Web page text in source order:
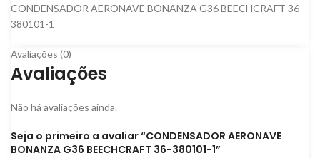
CONDENSADOR AERONAVE BONANZA G36 BEECHCRAFT 36-
380101-1
Avaliações (0)
Avaliações
Não há avaliações ainda.
Seja o primeiro a avaliar “CONDENSADOR AERONAVE
BONANZA G36 BEECHCRAFT 36-380101-1”